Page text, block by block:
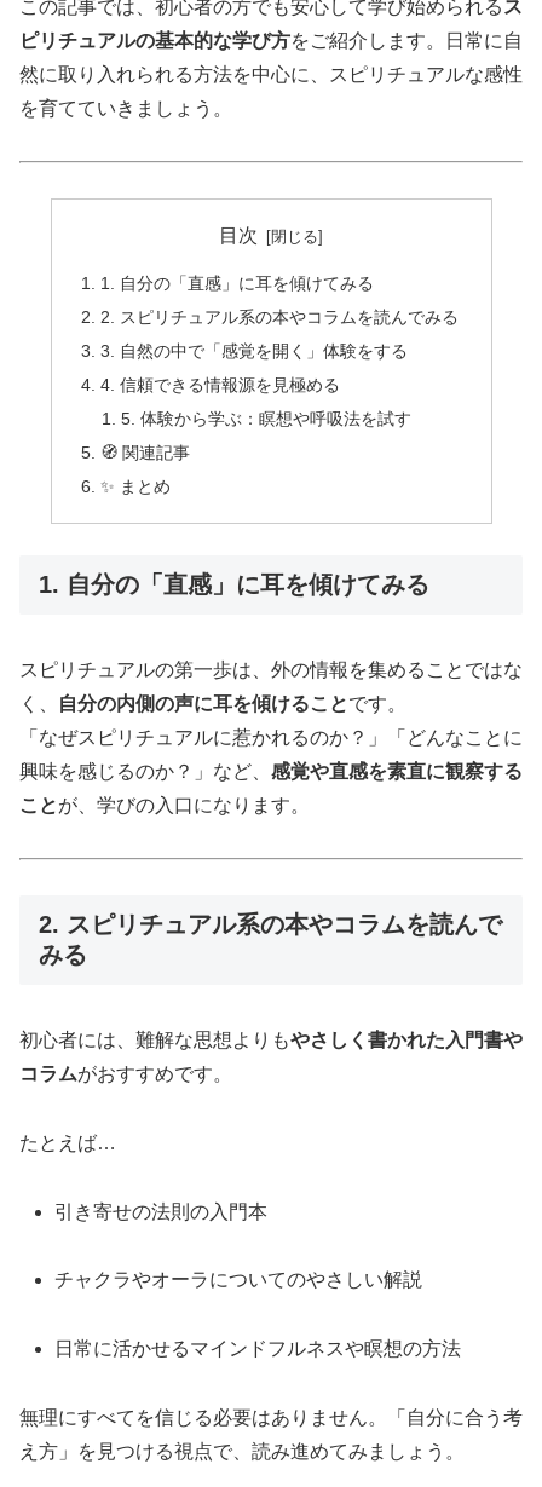
この記事では、初心者の方でも安心して学び始められる ス
ピリチュアルの基本的な学び方をご紹介します。日常に自
然に取り入れられる方法を中心に、スピリチュアルな感性
を育てていきましょう。
目次
1. 自分の「直感」に耳を傾けてみる
2. スピリチュアル系の本やコラムを読んでみる
3. 自然の中で「感覚を開く」体験をする
4. 信頼できる情報源を見極める
5. 体験から学ぶ：瞑想や呼吸法を試す
🧭 関連記事
✨ まとめ
1. 自分の「直感」に耳を傾けてみる
スピリチュアルの第一歩は、外の情報を集めることではな
く、
自分の内側の声に耳を傾けることです。
「なぜスピリチュアルに惹かれるのか？」「どんなことに
興味を感じるのか？」など、 感覚や直感を素直に観察する
ことが、学びの入口になります。
2. スピリチュアル系の本やコラムを読んで
みる
初心者には、難解な思想よりもやさしく書かれた入門書や
コラムがおすすめです。
たとえば…
引き寄せの法則の入門本
チャクラやオーラについてのやさしい解説
日常に活かせるマインドフルネスや瞑想の方法
無理にすべてを信じる必要はありません。「自分に合う考
え方」を見つける視点で、読み進めてみましょう。